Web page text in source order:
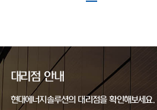
대리점 안내
현대에너지솔루션의 대리점을 확인해보세요.